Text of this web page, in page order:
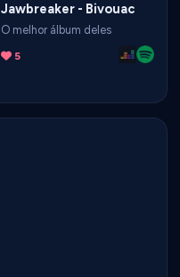
Jawbreaker - Bivouac
O melhor álbum deles
5